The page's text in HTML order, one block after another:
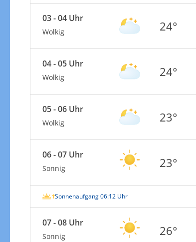
03 - 04 Uhr
Wolkig 24°
04 - 05 Uhr
Wolkig 24°
05 - 06 Uhr
Wolkig 23°
06 - 07 Uhr
Sonnig 23°
Sonnenaufgang 06:12 Uhr
07 - 08 Uhr
Sonnig 26°